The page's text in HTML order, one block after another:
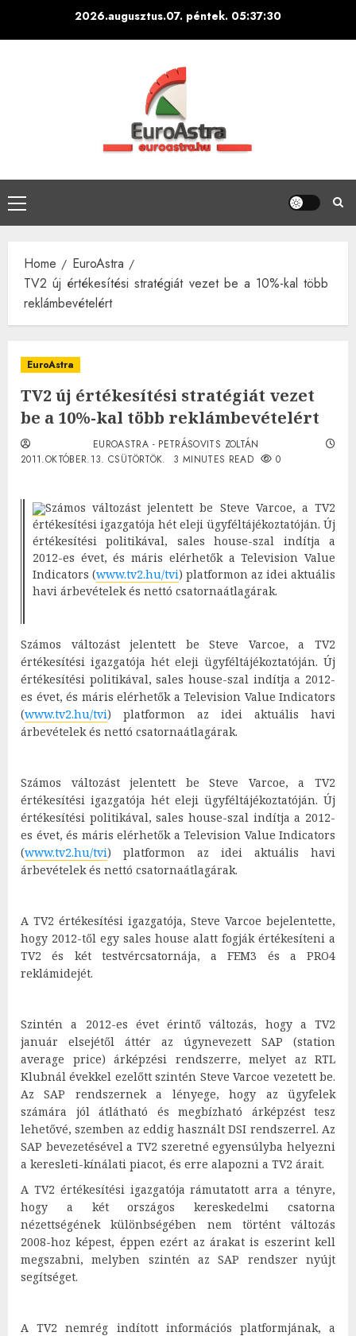
2026.augusztus.07. péntek.05:37:31
Primary
Menu
Home
EuroAstra
TV2 új értékesítési stratégiát vezet be a 10%-kal több
reklámbevételért
EuroAstra
TV2 új értékesítési stratégiát vezet
be a 10%-kal több reklámbevételért
EUROASTRA - PETRÁSOVITS ZOLTÁN
2011.OKTÓBER.13. CSÜTÖRTÖK.
3 MINUTES READ 0
Számos változást jelentett be Steve Varcoe, a TV2
értékesítési igazgatója hét eleji ügyféltájékoztatóján. Új
értékesítési politikával, sales house-szal indítja a
2012-es évet, és máris elérhetők a Television Value
Indicators (www.tv2.hu/tvi) platformon az idei aktuális
havi árbevételek és nettó csatornaátlagárak.
Számos változást jelentett be Steve Varcoe, a TV2
értékesítési igazgatója hét eleji ügyféltájékoztatóján. Új
értékesítési politikával, sales house-szal indítja a 2012-
es évet, és máris elérhetők a Television Value Indicators
(www.tv2.hu/tvi) platformon az idei aktuális havi
árbevételek és nettó csatornaátlagárak.
Számos változást jelentett be Steve Varcoe, a TV2
értékesítési igazgatója hét eleji ügyféltájékoztatóján. Új
értékesítési politikával, sales house-szal indítja a 2012-
es évet, és máris elérhetők a Television Value Indicators
(www.tv2.hu/tvi) platformon az idei aktuális havi
árbevételek és nettó csatornaátlagárak.
A TV2 értékesítési igazgatója, Steve Varcoe bejelentette,
hogy 2012-től egy sales house alatt fogják értékesíteni a
TV2 és két testvércsatornája, a FEM3 és a PRO4
reklámidejét.
Szintén a 2012-es évet érintő változás, hogy a TV2
január elsejétől áttér az úgynevezett SAP (station
average price) árképzési rendszerre, melyet az RTL
Klubnál évekkel ezelőtt szintén Steve Varcoe vezetett be.
Az SAP rendszernek a lényege, hogy az ügyfelek
számára jól átlátható és megbízható árképzést tesz
lehetővé, szemben az eddig használt DSI rendszerrel. Az
SAP bevezetésével a TV2 szeretné egyensúlyba helyezni
a keresleti-kínálati piacot, és erre alapozni a TV2 árait.
A TV2 értékesítési igazgatója rámutatott arra a tényre,
hogy a két országos kereskedelmi csatorna
nézettségének különbségében nem történt változás
2008-hoz képest, éppen ezért az árakat is eszerint kell
megszabni, melyben szintén az SAP rendszer nyújt
segítséget.
A TV2 nemrég indított információs platformjának, a